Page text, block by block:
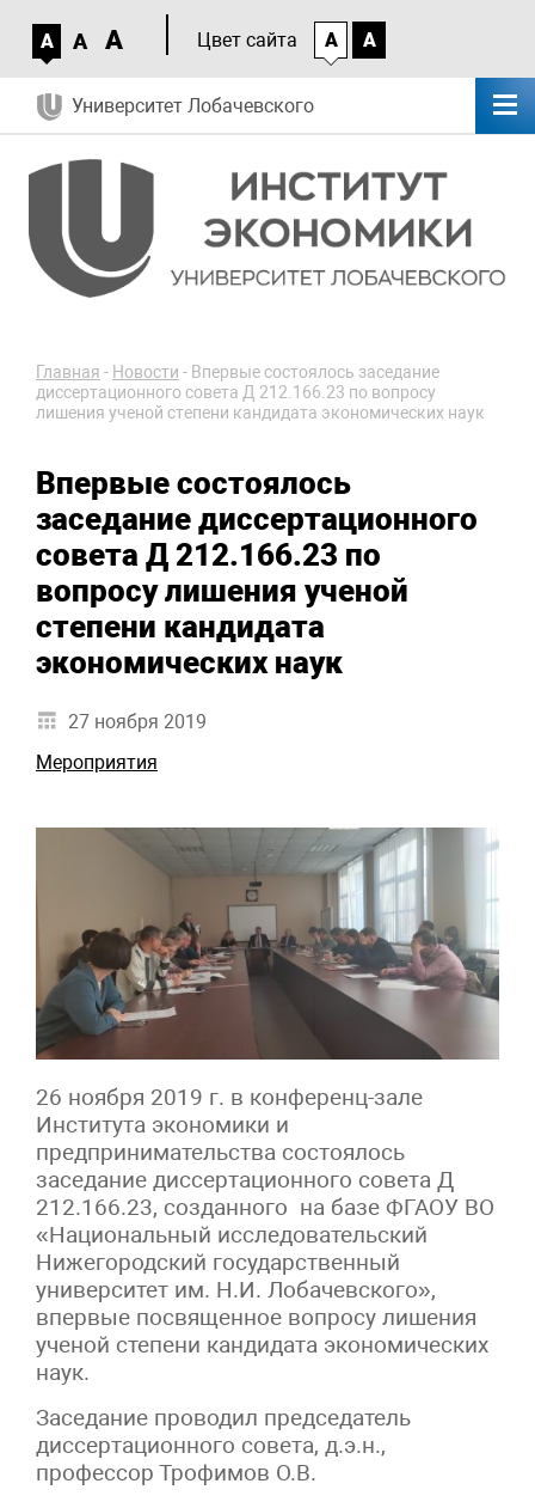
A A A Цвет сайта A A
Университет Лобачевского
Главная - Новости - Впервые состоялось заседание
диссертационного совета Д 212.166.23 по вопросу
лишения ученой степени кандидата экономических наук
Впервые состоялось
заседание диссертационного
совета Д 212.166.23 по
вопросу лишения ученой
степени кандидата
экономических наук
27 ноября 2019
Мероприятия
26 ноября 2019 г. в конференц-зале
Института экономики и
предпринимательства состоялось
заседание диссертационного совета Д
212.166.23, созданного на базе ФГАОУ ВО
«Национальный исследовательский
Нижегородский государственный
университет им. Н.И. Лобачевского»,
впервые посвященное вопросу лишения
ученой степени кандидата экономических
наук.
Заседание проводил председатель
диссертационного совета, д.э.н.,
профессор Трофимов О.В.